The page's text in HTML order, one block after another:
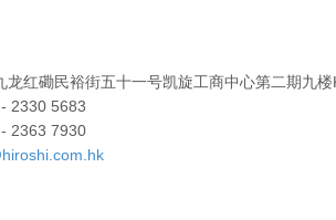
龙红磡民裕街五十一号凯旋工商中心第二期九楼
2330 5683
2363 7930